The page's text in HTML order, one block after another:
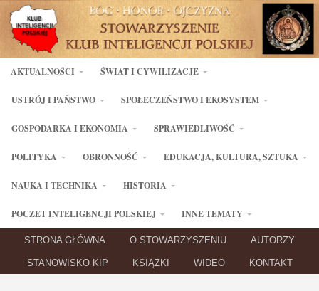
AKTUALNOŚCI ŚWIAT I CYWILIZACJE
USTRÓJ I PAŃSTWO SPOŁECZEŃSTWO I EKOSYSTEM
GOSPODARKA I EKONOMIA SPRAWIEDLIWOŚĆ
POLITYKA OBRONNOŚĆ EDUKACJA, KULTURA, SZTUKA
NAUKA I TECHNIKA HISTORIA
POCZET INTELIGENCJI POLSKIEJ INNE TEMATY
STRONA GŁÓWNA O STOWARZYSZENIU AUTORZY
STANOWISKO KIP KSIĄŻKI WIDEO KONTAKT